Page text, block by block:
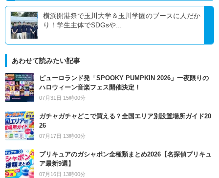
横浜開港祭で玉川大学＆玉川学園のブースに人だか
り！学生主体でSDGsや...
あわせて読みたい記事
ピューロランド発「SPOOKY PUMPKIN 2026」一夜限りの
ハロウィーン音楽フェス開催決定！
07月31日 15時00分
ガチャガチャどこで買える？全国エリア別設置場所ガイド20
26
07月17日 13時00分
プリキュアのガシャポン全種類まとめ2026【名探偵プリキュ
ア最新9選】
07月16日 13時00分